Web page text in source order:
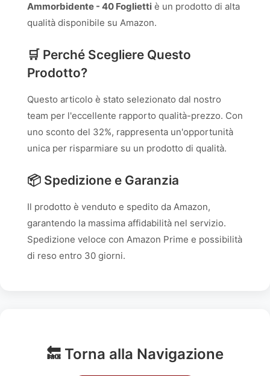
Ammorbidente - 40 Foglietti è un prodotto di alta
qualità disponibile su Amazon.
🛒 Perché Scegliere Questo
Prodotto?
Questo articolo è stato selezionato dal nostro
team per l'eccellente rapporto qualità-prezzo. Con
uno sconto del 32%, rappresenta un'opportunità
unica per risparmiare su un prodotto di qualità.
📦 Spedizione e Garanzia
Il prodotto è venduto e spedito da Amazon,
garantendo la massima affidabilità nel servizio.
Spedizione veloce con Amazon Prime e possibilità
di reso entro 30 giorni.
🔙 Torna alla Navigazione